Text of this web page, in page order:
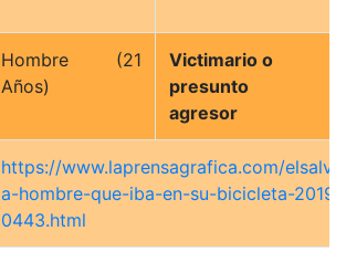
Hombre (21
Años)
Victimario o
presunto
agresor
https://www.laprensagrafica.com/
a-hombre-que-iba-en-su-bicicleta-
0443.html